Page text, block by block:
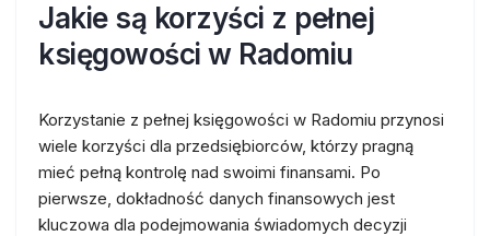
Jakie są korzyści z pełnej
księgowości w Radomiu
Korzystanie z pełnej księgowości w Radomiu przynosi
wiele korzyści dla przedsiębiorców, którzy pragną
mieć pełną kontrolę nad swoimi finansami. Po
pierwsze, dokładność danych finansowych jest
kluczowa dla podejmowania świadomych decyzji